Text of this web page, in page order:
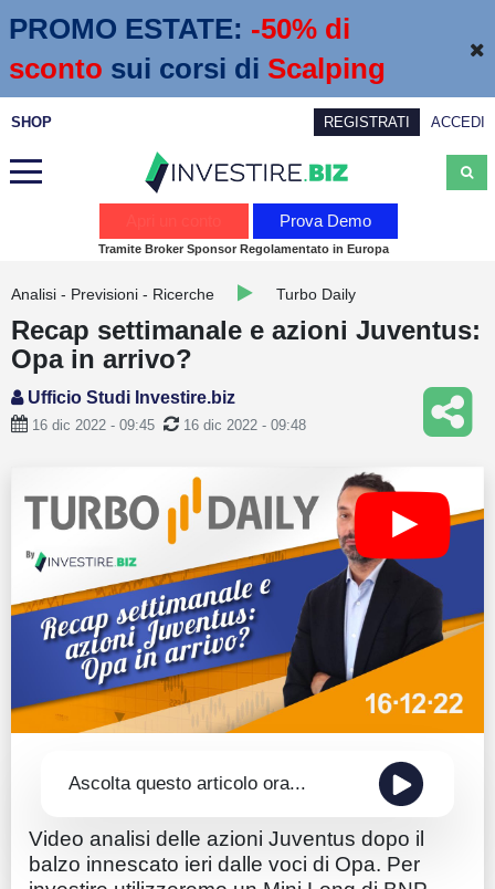
PROMO ESTATE: -50% di
sconto sui corsi di Scalping
SHOP REGISTRATI ACCEDI
Webinar
Servizi
Guide
Quotazioni
Conto IG
Guru Monitor
Stagionalità
Prova Demo
Tramite Broker Sponsor Regolamentato in Europa
Analisi - Previsioni - Ricerche Turbo Daily
Recap settimanale e azioni Juventus:
Opa in arrivo?
Ufficio Studi Investire.biz
16 dic 2022 - 09:45 16 dic 2022 - 09:48
Ascolta questo articolo ora...
Video analisi delle azioni Juventus dopo il
balzo innescato ieri dalle voci di Opa. Per